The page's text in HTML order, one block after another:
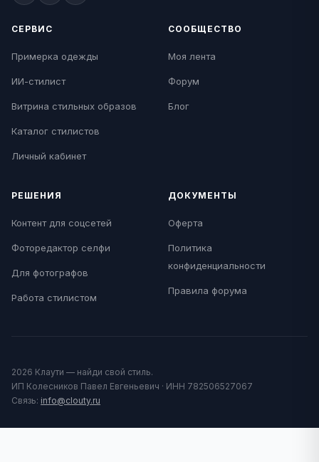
СЕРВИС
Примерка одежды
ИИ-стилист
Витрина стильных образов
Каталог стилистов
Личный кабинет
СООБЩЕСТВО
Моя лента
Форум
Блог
РЕШЕНИЯ
Контент для соцсетей
Фоторедактор селфи
Для фотографов
Работа стилистом
ДОКУМЕНТЫ
Оферта
Политика
конфиденциальности
Правила форума
2026 Клаути — найди свой стиль.
ИП Колесников Павел Евгеньевич · ИНН 782506527067
Связь: info@clouty.ru